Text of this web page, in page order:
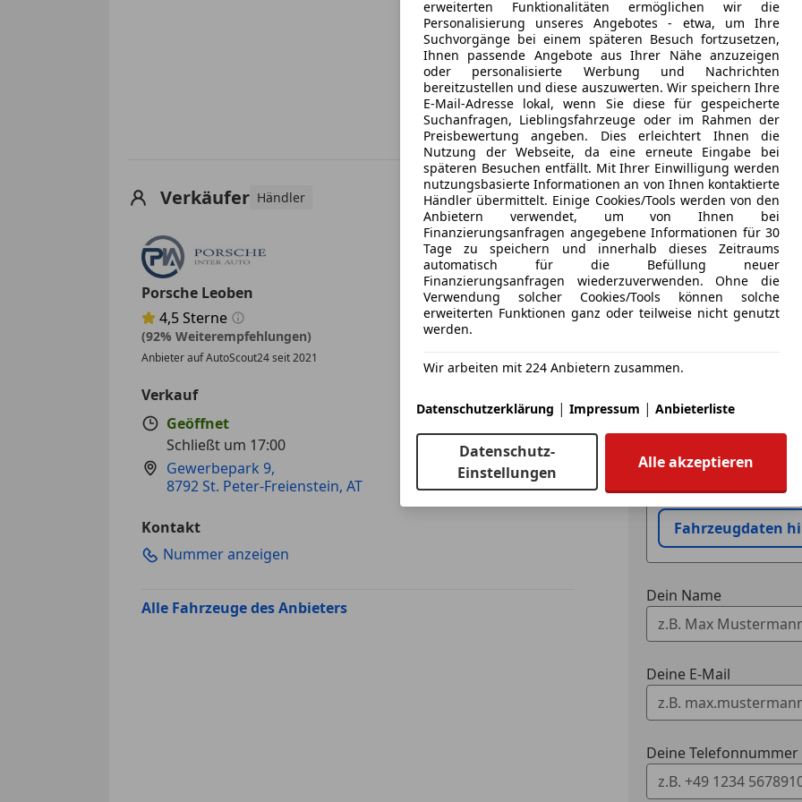
Extras Pannenkit
Freischaden-Gutschein ab Stufe 0
Auto einfach online versichern & Rabatt holen
Jetzt berechnen
Verkäufer Händler
Porsche Leoben
Sternebewertung 4.5 von 5
4,5Sterne
(92% Weiterempfehlungen)
Anbieter auf AutoScout24 seit 2021
Verkauf
Geöffnet
Schließt um 17:00
Gewerbepark 9,
8792 St. Peter-Freienstein, AT
Kontakt
Nummer anzeigen
Alle Fahrzeuge des Anbieters
Anbieter
Deine Nachricht
Eintauschwagen:
Ich möchte mein
Fahrzeugdaten
Dein Name
Deine E-Mail
Deine
erweiterten Funktionalitäten ermöglichen wir die
Personalisierung unseres Angebotes - etwa, um Ihre
Suchvorgänge bei einem späteren Besuch fortzusetzen,
Ihnen passende Angebote aus Ihrer Nähe anzuzeigen
oder personalisierte Werbung und Nachrichten
bereitzustellen und diese auszuwerten. Wir speichern Ihre
E-Mail-Adresse lokal, wenn Sie diese für gespeicherte
Suchanfragen, Lieblingsfahrzeuge oder im Rahmen der
Preisbewertung angeben. Dies erleichtert Ihnen die
Nutzung der Webseite, da eine erneute Eingabe bei
späteren Besuchen entfällt. Mit Ihrer Einwilligung werden
nutzungsbasierte Informationen an von Ihnen kontaktierte
Händler übermittelt. Einige Cookies/Tools werden von den
Anbietern verwendet, um von Ihnen bei
Finanzierungsanfragen angegebene Informationen für 30
Tage zu speichern und innerhalb dieses Zeitraums
automatisch für die Befüllung neuer
Finanzierungsanfragen wiederzuverwenden. Ohne die
Verwendung solcher Cookies/Tools können solche
erweiterten Funktionen ganz oder teilweise nicht genutzt
werden.
Wir arbeiten mit 224 Anbietern zusammen.
Datenschutzerklärung | Impressum | Anbieterliste
Datenschutz-
Einstellungen
Alle akzeptieren